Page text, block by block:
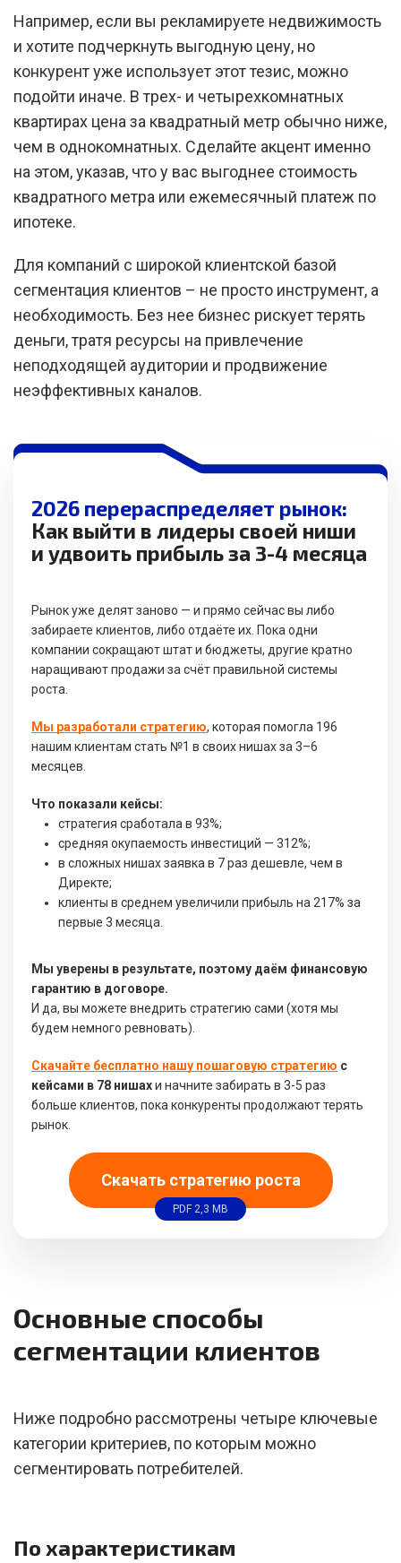
Например, если вы рекламируете недвижимость
и хотите подчеркнуть выгодную цену, но
конкурент уже использует этот тезис, можно
подойти иначе. В трех- и четырехкомнатных
квартирах цена за квадратный метр обычно ниже,
чем в однокомнатных. Сделайте акцент именно
на этом, указав, что у вас выгоднее стоимость
квадратного метра или ежемесячный платеж по
ипотеке.
Для компаний с широкой клиентской базой
сегментация клиентов – не просто инструмент, а
необходимость. Без нее бизнес рискует терять
деньги, тратя ресурсы на привлечение
неподходящей аудитории и продвижение
неэффективных каналов.
2026 перераспределяет рынок:
Как выйти в лидеры своей ниши
и удвоить прибыль за 3-4 месяца
Рынок уже делят заново — и прямо сейчас вы либо
забираете клиентов, либо отдаёте их. Пока одни
компании сокращают штат и бюджеты, другие кратно
наращивают продажи за счёт правильной системы
роста.
Мы разработали стратегию, которая помогла 196
нашим клиентам стать №1 в своих нишах за 3–6
месяцев.
Что показали кейсы:
стратегия сработала в 93%;
средняя окупаемость инвестиций — 312%;
в сложных нишах заявка в 7 раз дешевле, чем в
Директе;
клиенты в среднем увеличили прибыль на 217% за
первые 3 месяца.
Мы уверены в результате, поэтому даём финансовую
гарантию в договоре.
И да, вы можете внедрить стратегию сами (хотя мы
будем немного ревновать).
Скачайте бесплатно нашу пошаговую стратегию с
кейсами в 78 нишахи начните забирать в 3-5 раз
больше клиентов, пока конкуренты продолжают терять
рынок.
Скачать стратегию роста
PDF 2,3 MB
Основные способы
сегментации клиентов
Ниже подробно рассмотрены четыре ключевые
категории критериев, по которым можно
сегментировать потребителей.
По характеристикам